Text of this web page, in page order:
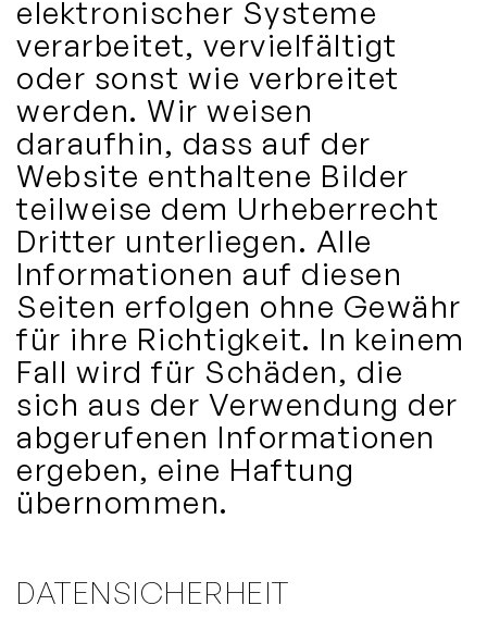
elektronischer Systeme
verarbeitet, vervielfältigt
oder sonst wie verbreitet
werden. Wir weisen
daraufhin, dass auf der
Website enthaltene Bilder
teilweise dem Urheberrecht
Dritter unterliegen. Alle
Informationen auf diesen
Seiten erfolgen ohne Gewähr
für ihre Richtigkeit. In keinem
Fall wird für Schäden, die
sich aus der Verwendung der
abgerufenen Informationen
ergeben, eine Haftung
übernommen.
DATENSICHERHEIT